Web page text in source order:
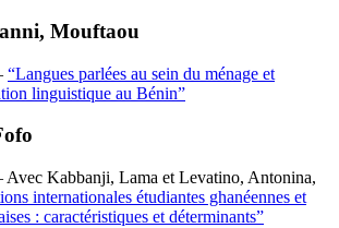
Mouftaou
“Langues parlées au sein du ménage et
linguistique au Bénin”
Kabbanji, Lama et Levatino, Antonina,
internationales étudiantes ghanéennes et
: caractéristiques et déterminants”